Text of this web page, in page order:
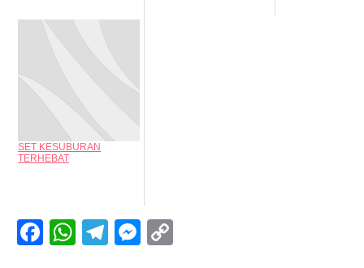
SET KESUBURAN
TERHEBAT
F W T M